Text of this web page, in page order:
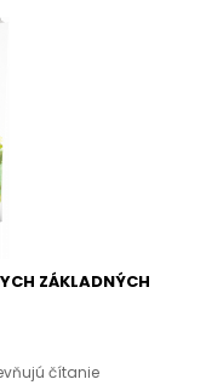
ZÁKLADNÝCH
čítanie